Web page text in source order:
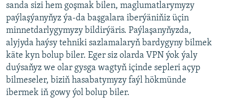
sanda sizi hem goşmak bilen, maglumatlarymyzy
paýlaşýanyňyz ýa-da başgalara iberýäniňiz üçin
minnetdarlygymyzy bildirýäris. Paýlaşanyňyzda,
alyjyda haýsy tehniki sazlamalaryň bardygyny bilmek
käte kyn bolup biler. Eger siz olarda VPN ýok ýaly
duýsaňyz we olar gysga wagtyň içinde sepleri açyp
bilmeseler, biziň hasabatymyzy faýl hökmünde
ibermek iň gowy ýol bolup biler.